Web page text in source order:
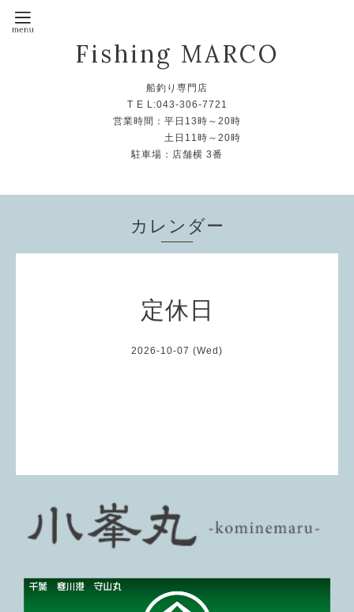
Fishing MARCO
船釣り専門店
T E L:043-306-7721
営業時間：平日13時～20時
土日11時～20時
駐車場：店舗横 3番
カレンダー
定休日
2026-10-07 (Wed)